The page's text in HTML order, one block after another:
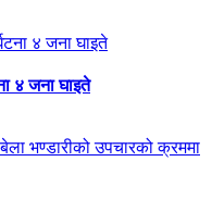
४ जना घाइते